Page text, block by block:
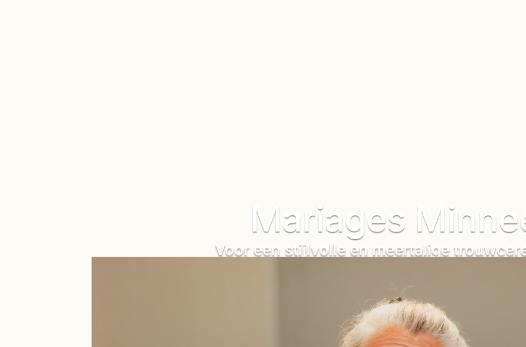
Mariages
Voor een stijlvolle en meertalige